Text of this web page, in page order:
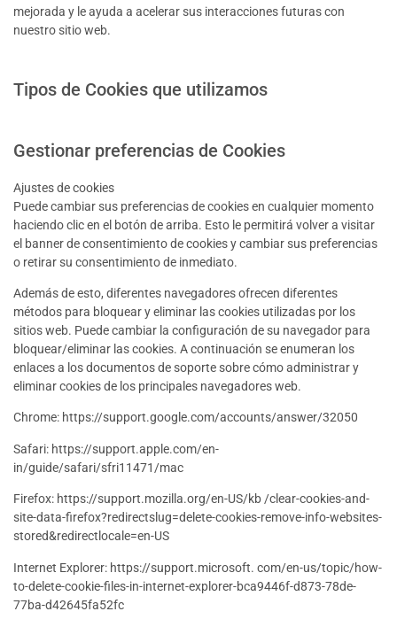
mejorada y le ayuda a acelerar sus interacciones futuras con
nuestro sitio web.
Tipos de Cookies que utilizamos
Gestionar preferencias de Cookies
Ajustes de cookies
Puede cambiar sus preferencias de cookies en cualquier momento
haciendo clic en el botón de arriba. Esto le permitirá volver a visitar
el banner de consentimiento de cookies y cambiar sus preferencias
o retirar su consentimiento de inmediato.
Además de esto, diferentes navegadores ofrecen diferentes
métodos para bloquear y eliminar las cookies utilizadas por los
sitios web. Puede cambiar la configuración de su navegador para
bloquear/eliminar las cookies. A continuación se enumeran los
enlaces a los documentos de soporte sobre cómo administrar y
eliminar cookies de los principales navegadores web.
Chrome: https://support.google.com/accounts/answer/32050
Safari: https://support.apple.com/en-
in/guide/safari/sfri11471/mac
Firefox: https://support.mozilla.org/en-US/kb /clear-cookies-and-
site-data-firefox?redirectslug=delete-cookies-remove-info-websites-
stored&redirectlocale=en-US
Internet Explorer: https://support.microsoft. com/en-us/topic/how-
to-delete-cookie-files-in-internet-explorer-bca9446f-d873-78de-
77ba-d42645fa52fc